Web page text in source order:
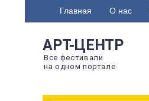
Главная О нас
АРТ-ЦЕНТР
Все фестивали
на одном портале